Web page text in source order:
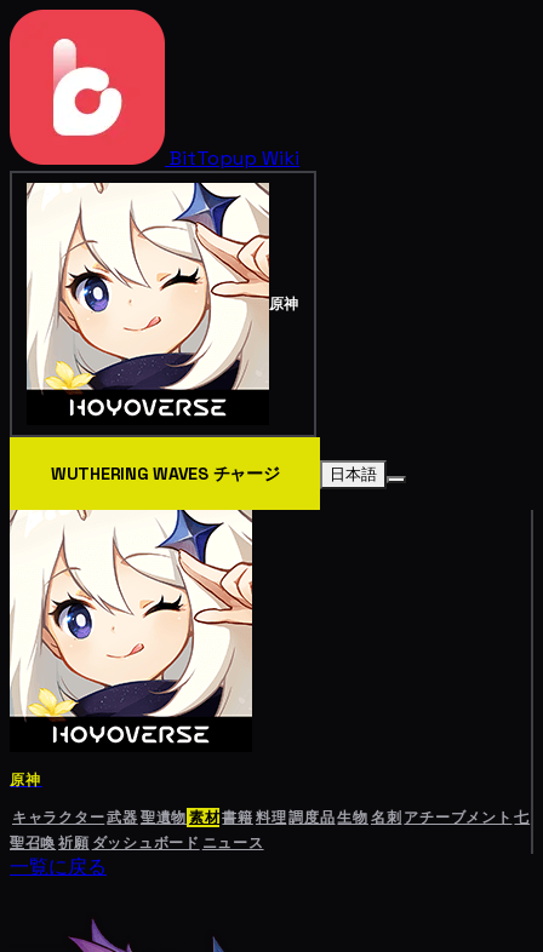
BitTopup Wiki
原神
WUTHERING WAVES チャージ 日本語
原神
キャラクター武器聖遺物素材書籍料理調度品生物名刺 アチーブメント 七
聖召喚祈願 ダッシュボード ニュース
一覧に戻る